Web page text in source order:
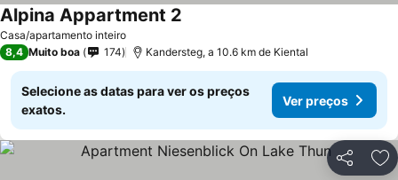
Casa/apartamento inteiro
Alpina Appartment 2
8,4 Muito boa 174 Kandersteg, a 10.6 km de Kiental
Selecione as datas para ver os preços
exatos.
Ver preços
Partilhar